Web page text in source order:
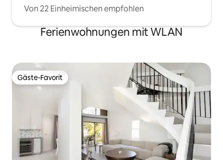
Von 22 Einheimischen empfohlen
Ferienwohnungen mit WLAN
Gäste-Favorit
Gäste-Favorit